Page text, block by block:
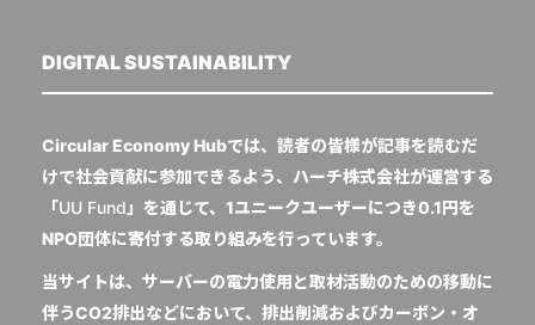
DIGITAL SUSTAINABILITY
Circular Economy Hubでは、読者の皆様が記事を読むだ
けで社会貢献に参加できるよう、ハーチ株式会社が運営する
「UU Fund 」を通じて、1ユニークユーザーにつき0.1円を
NPO団体に寄付する取り組みを行っています。
当サイトは、サーバーの電力使用と取材活動のための移動に
伴うCO2排出などにおいて、排出削減およびカーボン・オ